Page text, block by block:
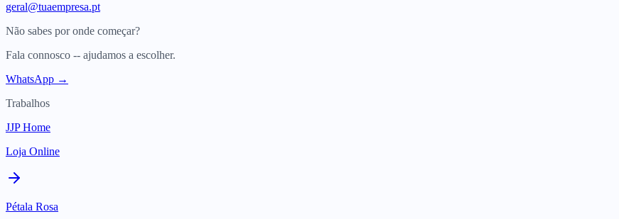
geral@tuaempresa.pt
Não sabes por onde começar?
Fala connosco -- ajudamos a escolher.
WhatsApp →
Trabalhos
JJP Home
Loja Online
Pétala Rosa